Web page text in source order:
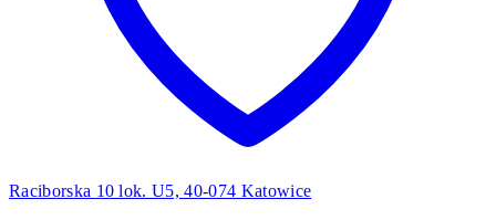
Raciborska 10 lok. U5, 40-074 Katowice